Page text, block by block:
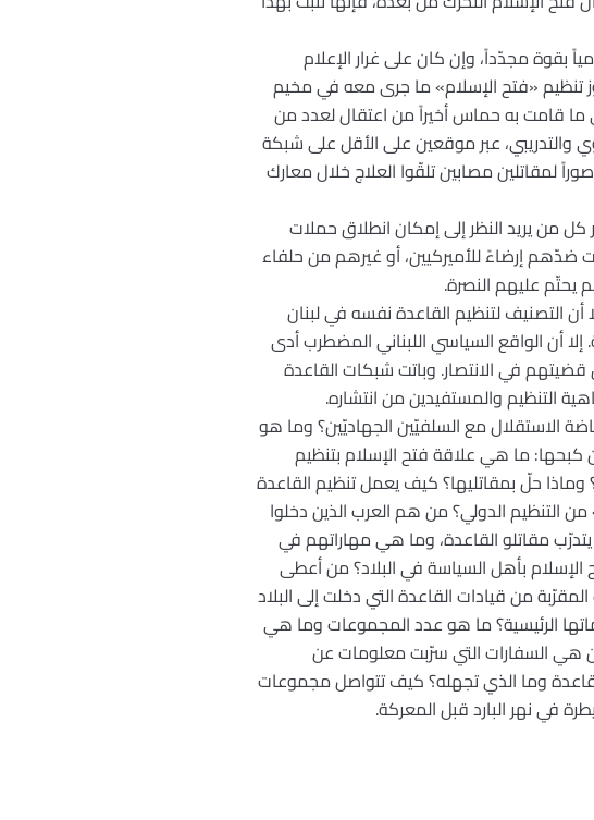
بقوة مجدّداً، وإن كان على غرار الإعلام
تنظيم «فتح الإسلام» ما جرى معه في مخيم
ما قامت به حماس أخيراً من اعتقال لعدد من
والتدريبي، عبر موقعين على الأقل على شبكة
ونشر صوراً لمقاتلين مصابين تلقّوا العلاج خلال معارك
كل من يريد النظر إلى إمكان انطلاق حملات
ضدّهم إرضاءً للأميركيين، أو غيرهم من حلفاء
يحتّم عليهم النصرة.
أن التصنيف لتنظيم القاعدة نفسه في لبنان
أن الواقع السياسي اللبناني المضطرب أدى
في الانتصار. وباتت شبكات القاعدة
التنظيم والمستفيدين من انتشاره.
الاستقلال مع السلفيّين الجهاديّين؟ وما هو
كبحها: ما هي علاقة فتح الإسلام بتنظيم
وماذا حلّ بمقاتليها؟ كيف يعمل تنظيم القاعدة
التنظيم الدولي؟ من هم العرب الذين دخلوا
مقاتلو القاعدة، وما هي مهاراتهم في
الإسلام بأهل السياسة في البلاد؟ من أعطى
من قيادات القاعدة التي دخلت إلى البلاد
مهماتها الرئيسية؟ ما هو عدد المجموعات وما هي
هي السفارات التي سرّبت معلومات عن
وما الذي تجهله؟ كيف تتواصل مجموعات
في نهر البارد قبل المعركة.